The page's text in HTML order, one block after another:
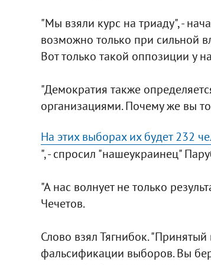
"Мы взяли курс на триаду", -
возможно только при сильной
Вот только такой оппозиции у
"Демократия также
организациями. Почему же вы
На этих выборах их будет 232
", - спросил "нашеукраинец"
"А нас волнует не только
Чечетов.
Слово взял Тягнибок.
фальсификации выборов. Вы